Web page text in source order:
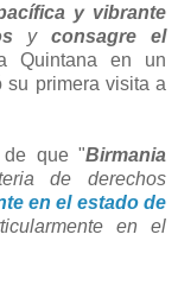
y vibrante
y consagre el
Quintana en un
su primera visita a
de que "Birmania
de derechos
en el estado de
en el